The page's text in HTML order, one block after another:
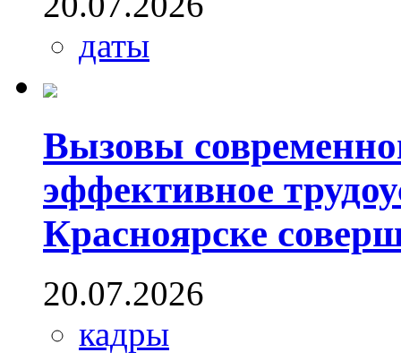
даты
Вызовы
эффективное
Красноярске
20.07.2026
кадры